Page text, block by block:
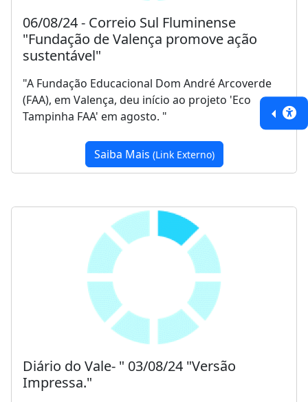
06/08/24 - Correio Sul Fluminense
"Fundação de Valença promove ação
sustentável"
"A Fundação Educacional Dom André Arcoverde
(FAA), em Valença, deu início ao projeto 'Eco
Tampinha FAA' em agosto. "
Saiba Mais (Link Externo)
Diário do Vale- " 03/08/24 "Versão
Impressa."